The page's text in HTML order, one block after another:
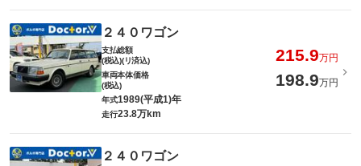
２４０ワゴン
支払総額
(税込)(リ済込)
215.9万円
車両本体価格
(税込)
198.9万円
年式1989(平成1)年
走行23.8万km
２４０ワゴン